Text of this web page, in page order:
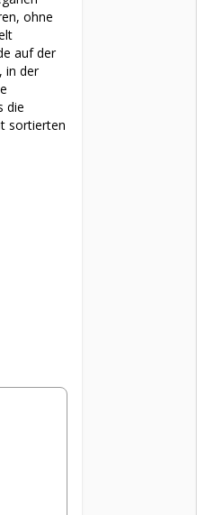
ohne
auf der
in der
die
sortierten